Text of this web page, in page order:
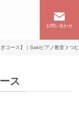
お問い合わせ
コース】｜Sakiピアノ教室 つ
ス